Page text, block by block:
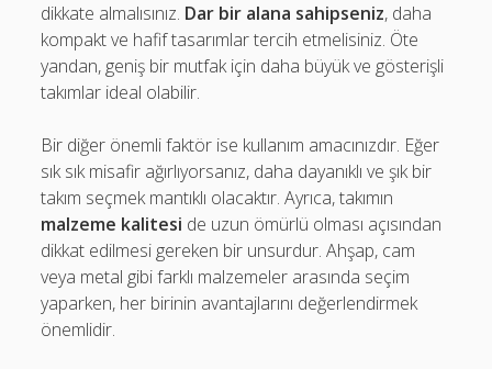
dikkate almalısınız. Dar bir alana sahipseniz, daha
kompakt ve hafif tasarımlar tercih etmelisiniz. Öte
yandan, geniş bir mutfak için daha büyük ve gösterişli
takımlar ideal olabilir.
Bir diğer önemli faktör ise kullanım amacınızdır. Eğer
sık sık misafir ağırlıyorsanız, daha dayanıklı ve şık bir
takım seçmek mantıklı olacaktır. Ayrıca, takımın
malzeme kalitesi de uzun ömürlü olması açısından
dikkat edilmesi gereken bir unsurdur. Ahşap, cam
veya metal gibi farklı malzemeler arasında seçim
yaparken, her birinin avantajlarını değerlendirmek
önemlidir.